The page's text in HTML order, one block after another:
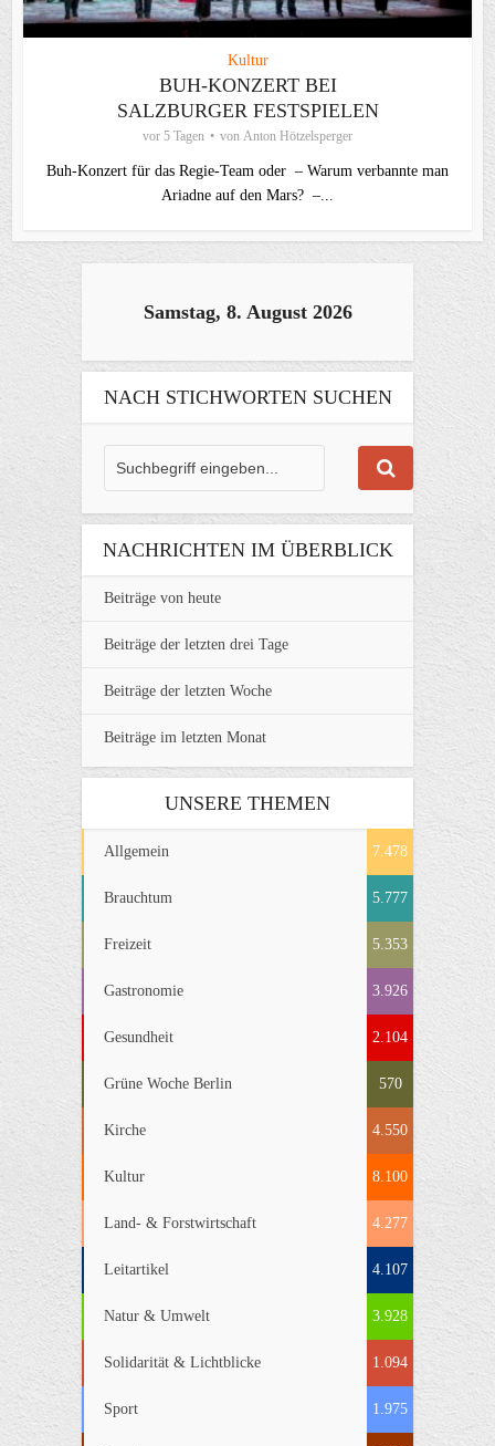
Kultur
BUH-KONZERT BEI
SALZBURGER FESTSPIELEN
vor 5 Tagen von Anton Hötzelsperger
Buh-Konzert für das Regie-Team oder – Warum verbannte man
Ariadne auf den Mars? –...
Samstag, 8. August 2026
NACH STICHWORTEN SUCHEN
NACHRICHTEN IM ÜBERBLICK
Beiträge von heute
Beiträge der letzten drei Tage
Beiträge der letzten Woche
Beiträge im letzten Monat
UNSERE THEMEN
Allgemein 7.478
Brauchtum 5.777
Freizeit 5.353
Gastronomie 3.926
Gesundheit 2.104
Grüne Woche Berlin 570
Kirche 4.550
Kultur 8.100
Land- & Forstwirtschaft 4.277
Leitartikel 4.107
Natur & Umwelt 3.928
Solidarität & Lichtblicke 1.094
Sport 1.975